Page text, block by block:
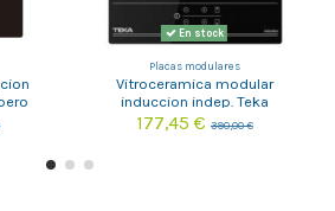
En stock
Placas modulares
Vitroceramica modular
induccion indep. Teka
IBC32000BK
177,45 € 390,00 €